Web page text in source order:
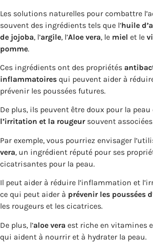
Les solutions naturelles pour combattre
souvent des ingrédients tels que l’huile
de jojoba, l’argile, l’Aloe vera, le miel et le
pomme.
Ces ingrédients ont des propriétés
inflammatoires qui peuvent aider à
prévenir les poussées futures.
De plus, ils peuvent être doux pour la peau
l’irritation et la rougeursouvent associées
Par exemple, vous pourriez envisager
vera, un ingrédient réputé pour ses
cicatrisantes pour la peau.
Il peut aider à réduire l’inflammation et
ce qui peut aider à prévenir les poussées
les rougeurs et les cicatrices.
De plus, l’aloe vera est riche en vitamines
qui aident à nourrir et à hydrater la peau.